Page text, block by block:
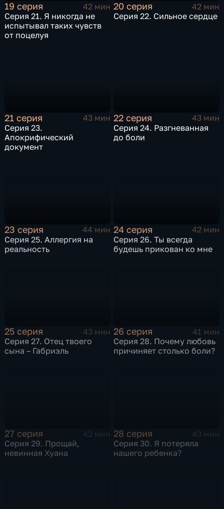
19 серия
42 мин
Серия 21. Я никогда не
испытывал таких чувств
от поцелуя
20 серия
42 мин
Серия 22. Сильное сердце
21 серия
43 мин
Серия 23.
Апокрифический
документ
22 серия
43 мин
Серия 24. Разгневанная
до боли
23 серия
44 мин
Серия 25. Аллергия на
реальность
24 серия
42 мин
Серия 26. Ты всегда
будешь прикован ко мне
25 серия
43 мин
Серия 27. Отец твоего
сына – Габриэль
26 серия
41 мин
Серия 28. Почему любовь
причиняет столько боли?
27 серия
42 мин
Серия 29. Прощай,
невинная Хуана
28 серия
43 мин
Серия 30. Я потеряла
нашего ребенка?